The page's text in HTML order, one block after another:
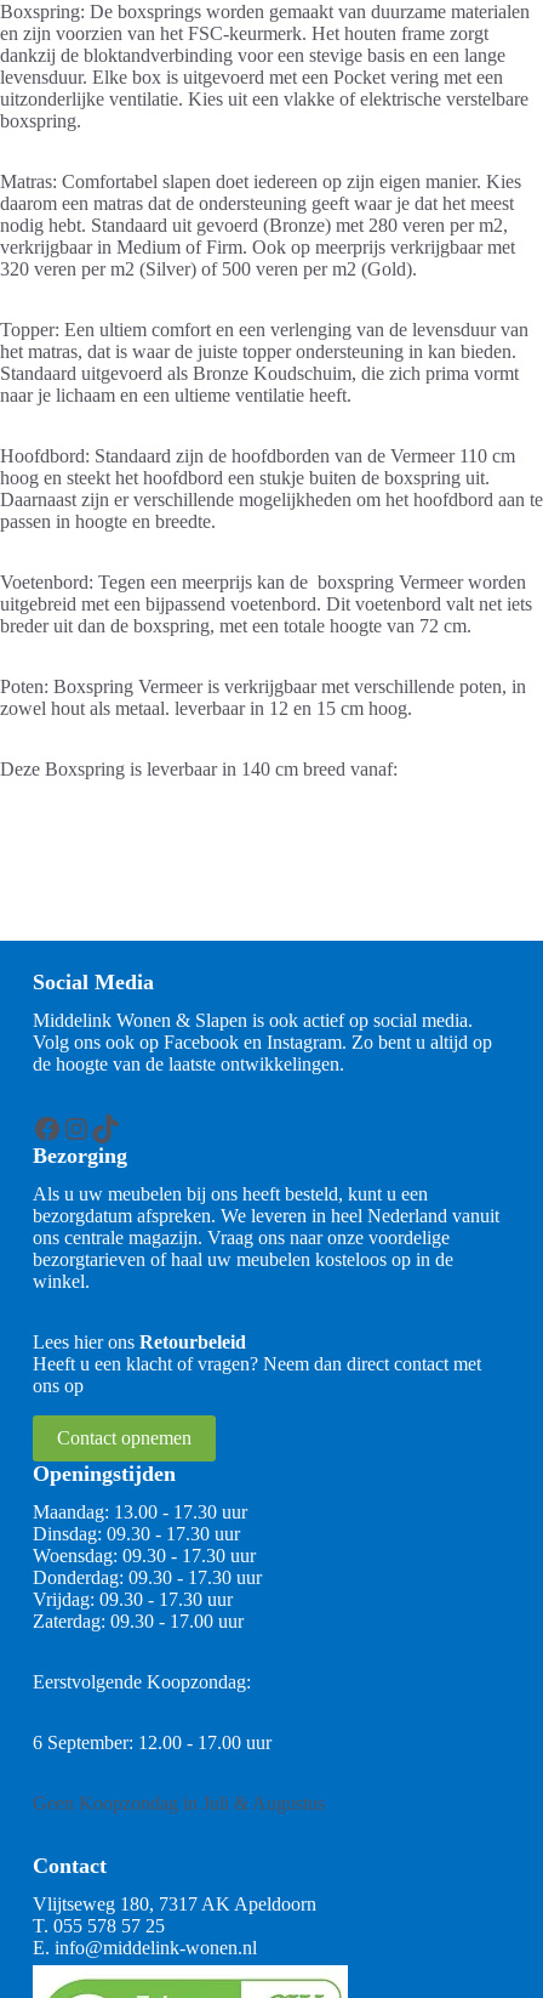
Boxspring: De boxsprings worden gemaakt van duurzame materialen
en zijn voorzien van het FSC-keurmerk. Het houten frame zorgt
dankzij de bloktandverbinding voor een stevige basis en een lange
levensduur. Elke box is uitgevoerd met een Pocket vering met een
uitzonderlijke ventilatie. Kies uit een vlakke of elektrische verstelbare
boxspring.
Matras: Comfortabel slapen doet iedereen op zijn eigen manier. Kies
daarom een matras dat de ondersteuning geeft waar je dat het meest
nodig hebt. Standaard uit gevoerd (Bronze) met 280 veren per m2,
verkrijgbaar in Medium of Firm. Ook op meerprijs verkrijgbaar met
320 veren per m2 (Silver) of 500 veren per m2 (Gold).
Topper: Een ultiem comfort en een verlenging van de levensduur van
het matras, dat is waar de juiste topper ondersteuning in kan bieden.
Standaard uitgevoerd als Bronze Koudschuim, die zich prima vormt
naar je lichaam en een ultieme ventilatie heeft.
Hoofdbord: Standaard zijn de hoofdborden van de Vermeer 110 cm
hoog en steekt het hoofdbord een stukje buiten de boxspring uit.
Daarnaast zijn er verschillende mogelijkheden om het hoofdbord aan te
passen in hoogte en breedte.
Voetenbord: Tegen een meerprijs kan de boxspring Vermeer worden
uitgebreid met een bijpassend voetenbord. Dit voetenbord valt net iets
breder uit dan de boxspring, met een totale hoogte van 72 cm.
Poten: Boxspring Vermeer is verkrijgbaar met verschillende poten, in
zowel hout als metaal. leverbaar in 12 en 15 cm hoog.
Deze Boxspring is leverbaar in 140 cm breed vanaf:
Social Media
Middelink Wonen & Slapen is ook actief op social media.
Volg ons ook op Facebook en Instagram. Zo bent u altijd op
de hoogte van de laatste ontwikkelingen.
Facebook
Instagram
TikTok
Bezorging
Als u uw meubelen bij ons heeft besteld, kunt u een
bezorgdatum afspreken. We leveren in heel Nederland vanuit
ons centrale magazijn. Vraag ons naar onze voordelige
bezorgtarieven of haal uw meubelen kosteloos op in de
winkel.
Lees hier ons Retourbeleid
Heeft u een klacht of vragen? Neem dan direct contact met
ons op
Contact opnemen
Openingstijden
Maandag: 13.00 - 17.30 uur
Dinsdag: 09.30 - 17.30 uur
Woensdag: 09.30 - 17.30 uur
Donderdag: 09.30 - 17.30 uur
Vrijdag: 09.30 - 17.30 uur
Zaterdag: 09.30 - 17.00 uur
Eerstvolgende Koopzondag:
6 September: 12.00 - 17.00 uur
Geen Koopzondag in Juli & Augustus
Contact
Vlijtseweg 180, 7317 AK Apeldoorn
T. 055 578 57 25
E. info@middelink-wonen.nl